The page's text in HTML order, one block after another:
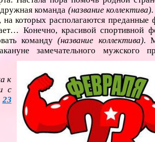
команда (название коллектива).
которых располагаются преданные
Конечно, красивой спортивной
команду(название коллектива).
замечательного мужского
к
с
23